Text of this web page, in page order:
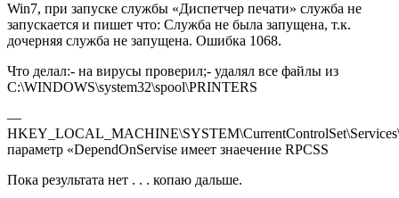
Win7, при запуске службы «Диспетчер печати» служба не
запускается и пишет что: Служба не была запущена, т.к.
дочерняя служба не запущена. Ошибка 1068.
Что делал:- на вирусы проверил;- удалял все файлы из
C:\WINDOWS\system32\spool\PRINTERS
—
параметр «DependOnServise имеет знаечение RPCSS
Пока результата нет . . . копаю дальше.